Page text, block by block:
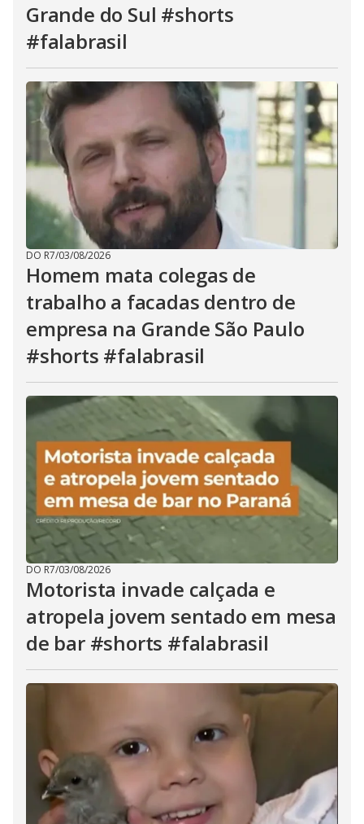
Grande do Sul #shorts
#falabrasil
DO R7/03/08/2026
Homem mata colegas de
trabalho a facadas dentro de
empresa na Grande São Paulo
#shorts #falabrasil
DO R7/03/08/2026
Motorista invade calçada e
atropela jovem sentado em mesa
de bar #shorts #falabrasil